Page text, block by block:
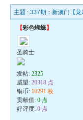
主题 :337期：新澳门【
【彩色蝴蝶】
圣骑士
发帖:2325
威望:20318 点
铜币: 10291 枚
贡献值:0 点
好评度:0 点